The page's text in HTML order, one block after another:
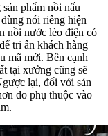
phẩm nồi nấu
nói riêng hiện
nồi nước lèo điện có
tri ân khách hàng
mã mới. Bên cạnh
tại xưởng cũng sẽ
lại, đối với sản
do phụ thuộc vào